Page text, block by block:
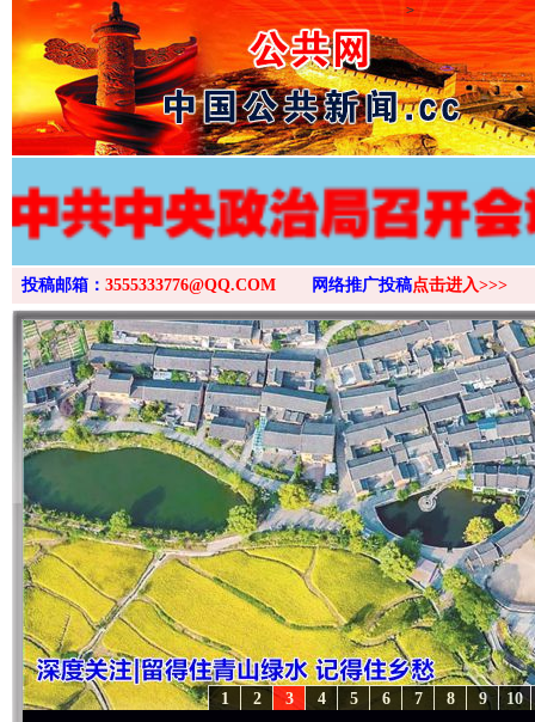
>
投稿邮箱： 3555333776@QQ.COM 网络推广投稿点击进入>>>
10
9
8
7
6
5
4
3
2
1